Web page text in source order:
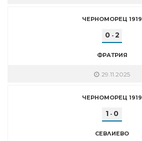
ЧЕРНОМОРЕЦ 1919
0- 2
ФРАТРИЯ
29.11.2025
ЧЕРНОМОРЕЦ 1919
1 - 0
СЕВЛИЕВО